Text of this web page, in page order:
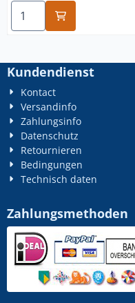
Anzahl wählen für
Kundendienst
Kontact
Versandinfo
Zahlungsinfo
Datenschutz
Retournieren
Bedingungen
Technisch daten
Zahlungsmethoden